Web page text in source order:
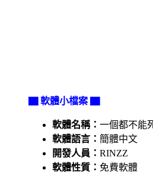
▇ 軟體小檔案 ▇
軟體名稱： 一個都不能
軟體語言： 簡體中文
開發人員： RINZZ
軟體性質： 免費軟體